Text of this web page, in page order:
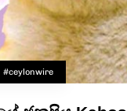
#ceylonwire